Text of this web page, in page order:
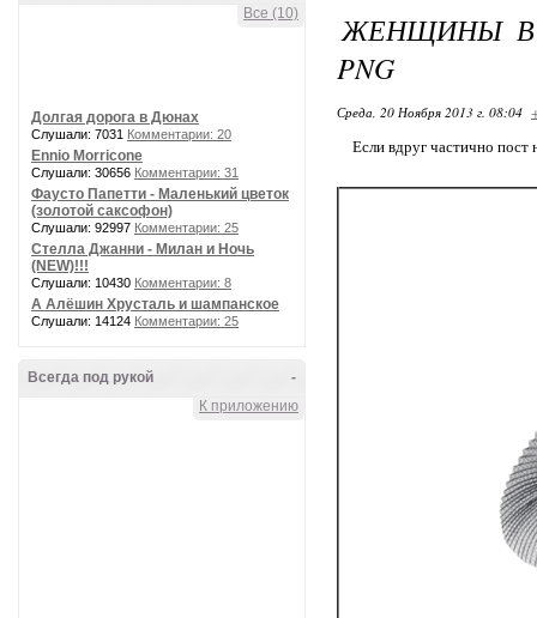
Все (10)
Долгая дорога в Дюнах
Слушали: 7031 Комментарии: 20
Ennio Morricone
Слушали: 30656 Комментарии: 31
Фаусто Папетти - Маленький цветок
(золотой саксофон)
Слушали: 92997 Комментарии: 25
Стелла Джанни - Милан и Ночь
(NEW)!!!
Слушали: 10430 Комментарии: 8
А Алёшин Хрусталь и шампанское
Слушали: 14124 Комментарии: 25
-
Всегда под рукой
К приложению
ЖЕНЩИНЫ В
PNG
Среда, 20 Ноября 2013 г. 08:04
Если вдруг частично